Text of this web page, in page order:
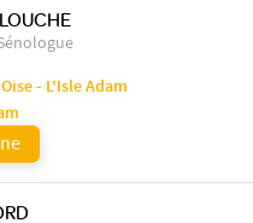
- L'Isle Adam